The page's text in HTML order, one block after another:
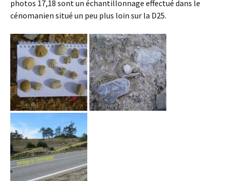
photos 17,18 sont un échantillonnage effectué dans le
cénomanien situé un peu plus loin sur la D25.